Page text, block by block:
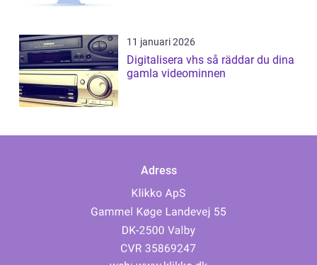
11 januari 2026
Digitalisera vhs så räddar du dina
gamla videominnen
Adress